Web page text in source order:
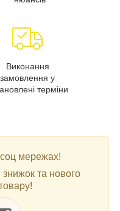
Виконання
замовлення у
терміни
мережах!
знижок та нового